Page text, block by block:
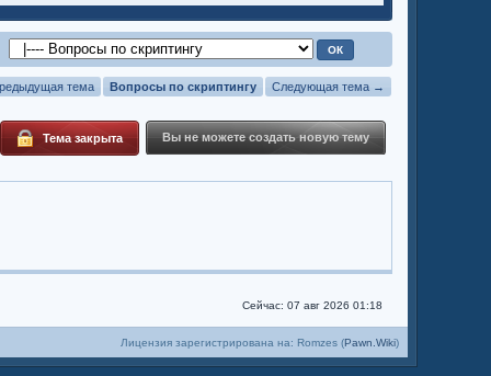
тема Вопросы по скриптингу Следующая тема →
Вы не можете создать новую тему
Тема закрыта
Сейчас: 07 авг 2026 01:18
Лицензия зарегистрирована на: Romzes (Pawn.Wiki)